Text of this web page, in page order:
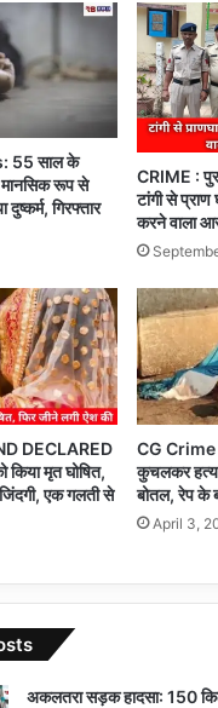
55 साल के
रूप से
गिरफ्तार
CRIME :
टांगी से प्राण
करने वाला
DECLARED
किया मृत घोषित,
एक गलती से
CG Crime
कुचलकर
बोतल, रेप के
April 3,
अकलतरा सड़क हादसा: 150